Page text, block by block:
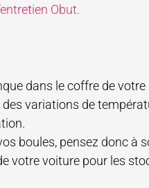
Obut.
dans le coffre de votre
variations de
boules, pensez donc à
votre voiture pour les